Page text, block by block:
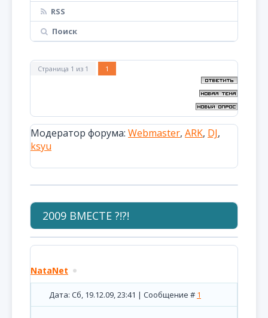
RSS
Поиск
Страница 1 из 1 1
Модератор форума: Webmaster, ARK, DJ,
ksyu
2009 ВМЕСТЕ ?!?!
NataNet
Дата: Сб, 19.12.09, 23:41 | Сообщение # 1